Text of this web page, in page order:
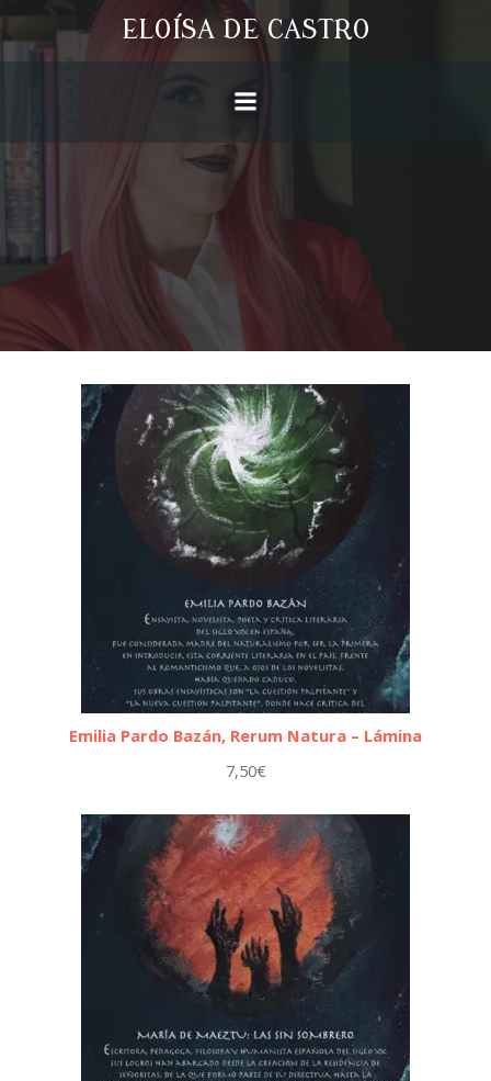
Saltar
al
contenido
ELOÍSA DE CASTRO
Emilia Pardo Bazán, Rerum Natura – Lámina
7,50€